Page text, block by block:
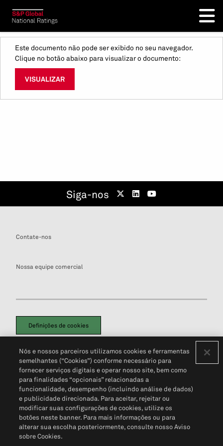
Este documento não pode ser exibido no seu navegador.
Clique no botão abaixo para visualizar o documento:
VISUALIZAR
Siga-nos
Contate-nos
Nossa equipe comercial
Definições de cookies
Política de PrivacidadePortal de privacidade do cliente (em inglês)
Não Venda Minhas Informações Pessoais© 2026 S&P Global
Nós e nossos parceiros utilizamos cookies e ferramentas
semelhantes (“Cookies”) conforme necessário para
fornecer serviços digitais e operar nosso site, bem como
para finalidades “opcionais” relacionadas a
funcionalidade, desempenho (incluindo análise de dados)
e publicidade direcionada. Para aceitar, rejeitar ou
modificar suas configurações de cookies, utilize os
botões neste banner. Para mais informações ou para
alterar sua escolha posteriormente, consulte nosso Aviso
sobre Cookies.